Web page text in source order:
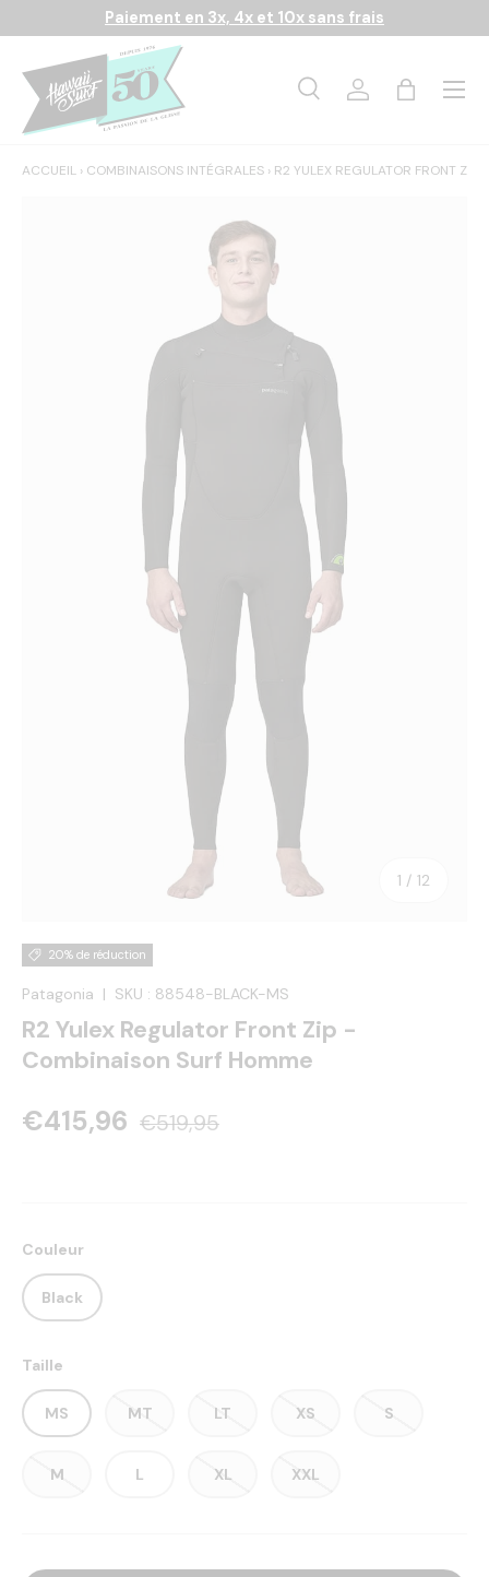
Aller au contenu
Paiement en 3x, 4x et 10x sans frais
Rechercher
RechercheSe connecter
Panier
Menu
ACCUEIL › COMBINAISONS INTÉGRALES › R2 YULEX REGULATOR FRONT ZIP
1 / de
12
20% de réduction
Patagonia | SKU : 88548-BLACK-MS
R2 Yulex Regulator Front Zip -
Combinaison Surf Homme
€415,96 €519,95
Couleur
Black
Taille
MS MT LT XS S
M L XL XXL